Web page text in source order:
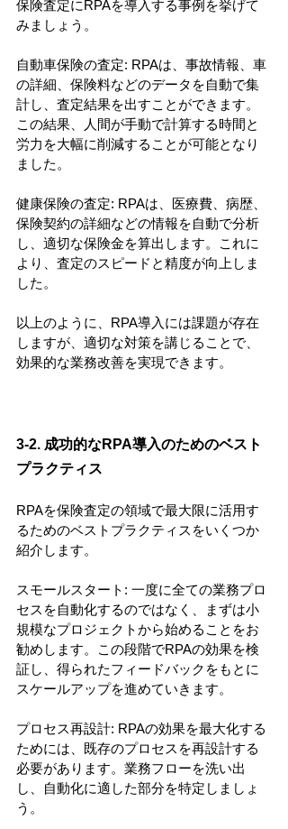
保険査定にRPAを導入する事例を挙げて
みましょう。
自動車保険の査定: RPAは、事故情報、車
の詳細、保険料などのデータを自動で集
計し、査定結果を出すことができます。
この結果、人間が手動で計算する時間と
労力を大幅に削減することが可能となり
ました。
健康保険の査定: RPAは、医療費、病歴、
保険契約の詳細などの情報を自動で分析
し、適切な保険金を算出します。これに
より、査定のスピードと精度が向上しま
した。
以上のように、RPA導入には課題が存在
しますが、適切な対策を講じることで、
効果的な業務改善を実現できます。
3-2. 成功的なRPA導入のためのベスト
プラクティス
RPAを保険査定の領域で最大限に活用す
るためのベストプラクティスをいくつか
紹介します。
スモールスタート: 一度に全ての業務プロ
セスを自動化するのではなく、まずは小
規模なプロジェクトから始めることをお
勧めします。この段階でRPAの効果を検
証し、得られたフィードバックをもとに
スケールアップを進めていきます。
プロセス再設計: RPAの効果を最大化する
ためには、既存のプロセスを再設計する
必要があります。業務フローを洗い出
し、自動化に適した部分を特定しましょ
う。